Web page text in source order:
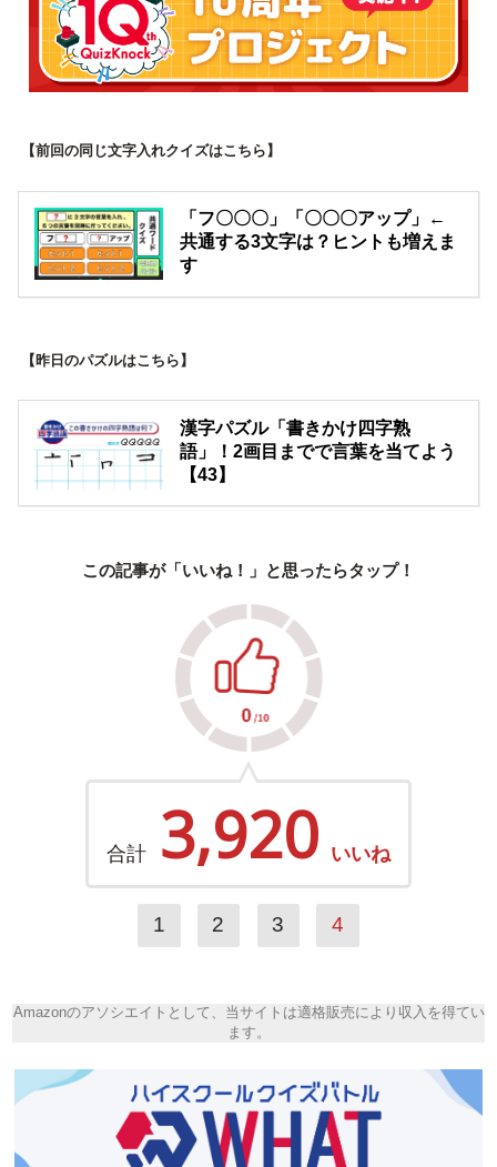
【前回の同じ文字入れクイズはこちら】
「フ〇〇〇」「〇〇〇アップ」←
共通する3文字は？ヒントも増えま
す
【昨日のパズルはこちら】
漢字パズル「書きかけ四字熟
語」！2画目までで言葉を当てよう
【43】
この記事が「いいね！」と思ったらタップ！
合計 3,920 いいね
1 2 3 4
Amazonのアソシエイトとして、当サイトは適格販売により収入を得てい
ます。